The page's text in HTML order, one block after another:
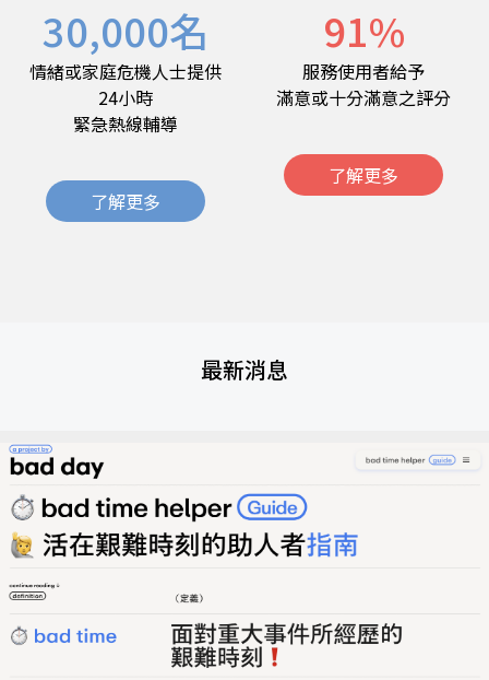
30,000名
情緒或家庭危機人士提供
24小時
緊急熱線輔導
了解更多
91%
服務使用者給予
滿意或十分滿意之評分
了解更多
最新消息